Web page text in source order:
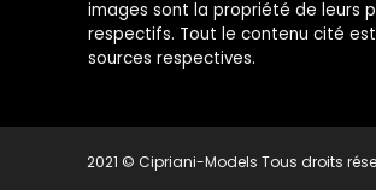
images sont la propriété de leurs
respectifs. Tout le contenu cité
sources respectives.
2021 © Cipriani-Models Tous droits